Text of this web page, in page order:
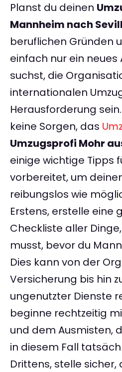
Planst du deinen
Mannheim nach
beruflichen Gründen
einfach nur ein neues
suchst, die
internationalen
Herausforderung
keine Sorgen, das
Umzugsprofi Mohr
einige wichtige Tipps
vorbereitet, um
reibungslos wie
Erstens, erstelle eine
Checkliste aller
musst, bevor du
Dies kann von der
Versicherung bis hin
ungenutzter Dienste
beginne rechtzeitig
und dem Ausmisten,
in diesem Fall
Drittens, stelle sicher,